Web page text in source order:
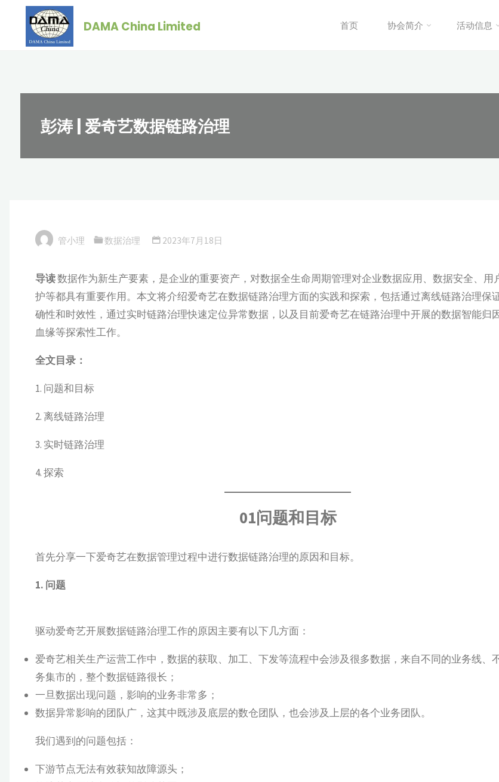
DAMA China Limited 首页 协会简介 活动信息
彭涛 | 爱奇艺数据链路治理
管小理 数据治理 2023年7月18日
导读数据作为新生产要素，是企业的重要资产，对数据全生命周期管理对企业数据应用、数据安全、用
护等都具有重要作用。本文将介绍爱奇艺在数据链路治理方面的实践和探索，包括通过离线链路治理保
确性和时效性，通过实时链路治理快速定位异常数据，以及目前爱奇艺在链路治理中开展的数据智能归
血缘等探索性工作。
全文目录：
1. 问题和目标
2. 离线链路治理
3. 实时链路治理
4. 探索
01问题和目标
首先分享一下爱奇艺在数据管理过程中进行数据链路治理的原因和目标。
1. 问题
驱动爱奇艺开展数据链路治理工作的原因主要有以下几方面：
爱奇艺相关生产运营工作中，数据的获取、加工、下发等流程中会涉及很多数据，来自不同的业务线、
务集市的，整个数据链路很长；
一旦数据出现问题，影响的业务非常多；
数据异常影响的团队广，这其中既涉及底层的数仓团队，也会涉及上层的各个业务团队。
我们遇到的问题包括：
下游节点无法有效获知故障源头；